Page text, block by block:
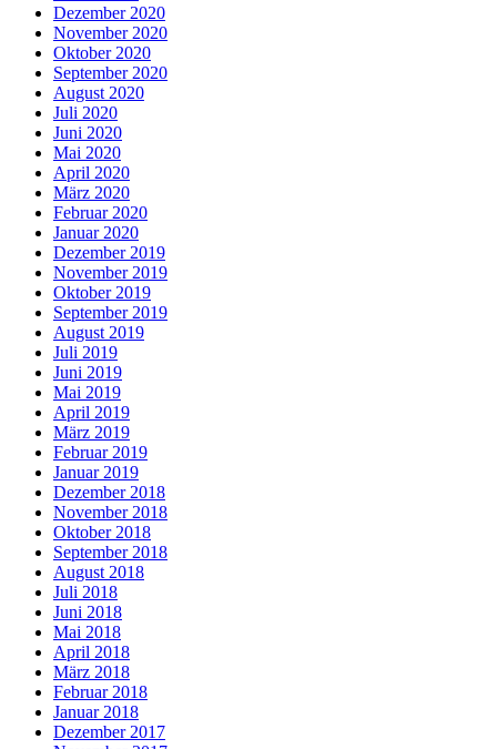
Dezember 2020
November 2020
Oktober 2020
September 2020
August 2020
Juli 2020
Juni 2020
Mai 2020
April 2020
März 2020
Februar 2020
Januar 2020
Dezember 2019
November 2019
Oktober 2019
September 2019
August 2019
Juli 2019
Juni 2019
Mai 2019
April 2019
März 2019
Februar 2019
Januar 2019
Dezember 2018
November 2018
Oktober 2018
September 2018
August 2018
Juli 2018
Juni 2018
Mai 2018
April 2018
März 2018
Februar 2018
Januar 2018
Dezember 2017